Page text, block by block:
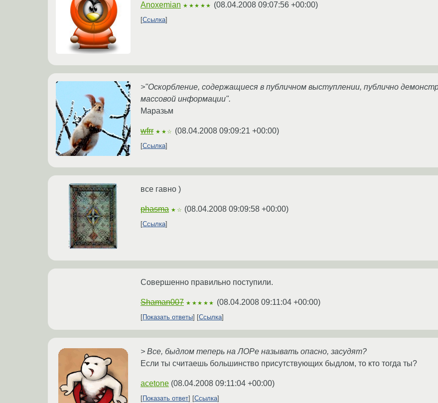
Anoxemian ★★★★★ (08.04.2008 09:07:56 +00:00)
Ссылка
>"Оскорбление, содержащиеся в публичном выступлении, публично
массовой информации".
Маразьм
wfrr ★★☆ (08.04.2008 09:09:21 +00:00)
Ссылка
все гавно )
phasma ★☆ (08.04.2008 09:09:58 +00:00)
Ссылка
Совершенно правильно поступили.
Shaman007 ★★★★★ (08.04.2008 09:11:04 +00:00)
Показать ответы Ссылка
> Все, быдлом теперь на ЛОРе называть опасно, засудят?
Если ты считаешь большинство присутствующих быдлом, то кто тогда ты?
acetone (08.04.2008 09:11:04 +00:00)
Показать ответ Ссылка